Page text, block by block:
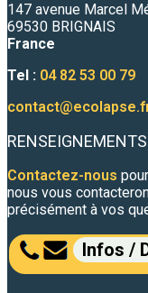
147 avenue Marcel
69530 BRIGNAIS
France
Tel : 04 82 53 00 79
Contactez-nous
nous vous
précisément à vos
Infos /